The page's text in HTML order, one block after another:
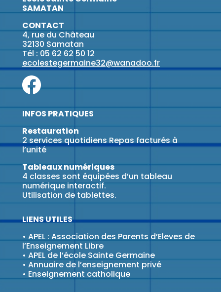
SAMATAN
CONTACT
4, rue du Château
32130 Samatan
Tél : 05 62 62 50 12
ecolestegermaine32@wanadoo.fr
INFOS PRATIQUES
Restauration
2 services quotidiens Repas facturés à
l’unité
Tableaux numériques
4 classes sont équipées d’un tableau
numérique interactif.
Utilisation de tablettes.
LIENS UTILES
• APEL : Association des Parents d’Eleves de
l’Enseignement Libre
• APEL de l’école Sainte Germaine
• Annuaire de l’enseignement privé
• Enseignement catholique